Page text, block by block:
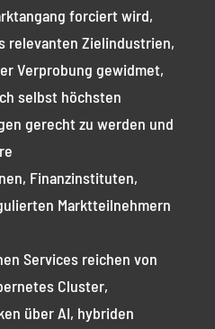
forciert wird,
relevanten Zielindustrien,
Verprobung gewidmet,
selbst höchsten
gerecht zu werden und
Finanzinstituten,
Marktteilnehmern
Services reichen von
Cluster,
über AI, hybriden